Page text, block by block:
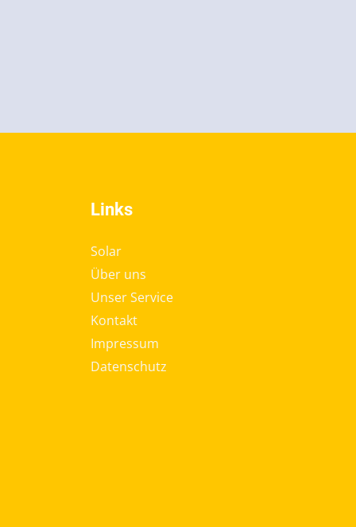
Links
Solar
Über uns
Unser Service
Kontakt
Impressum
Datenschutz